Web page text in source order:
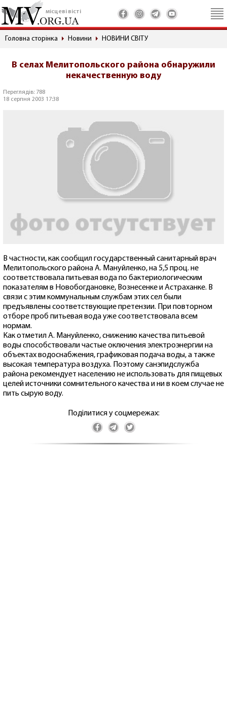
місцеві вісті
Головна сторінка Новини НОВИНИ СВІТУ
В селах Мелитопольского района обнаружили
некачественную воду
Переглядів: 788
18 серпня 2003 17:38
В частности, как сообщил государственный санитарный врач
Мелитопольского района А. Мануйленко, на 5,5 проц. не
соответствовала питьевая вода по бактериологическим
показателям в Новобогдановке, Вознесенке и Астраханке. В
связи с этим коммунальным службам этих сел были
предъявлены соответствующие претензии. При повторном
отборе проб питьевая вода уже соответствовала всем
нормам.
Как отметил А. Мануйленко, снижению качества питьевой
воды способствовали частые оключения электроэнергии на
объектах водоснабжения, графиковая подача воды, а также
высокая температура воздуха. Поэтому санэпидслужба
района рекомендует населению не использовать для пищевых
целей источники сомнительного качества и ни в коем случае не
пить сырую воду.
Поділитися у соцмережах: